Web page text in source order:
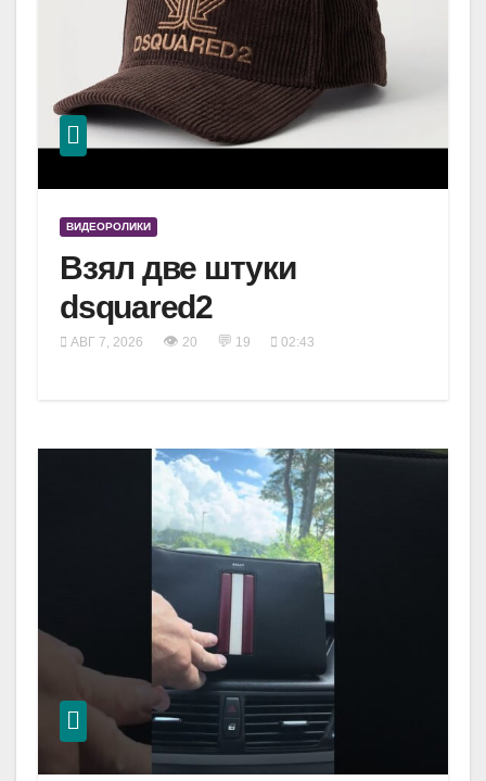
ВИДЕОРОЛИКИ
Взял две штуки
dsquared2
АВГ 7, 2026 👁 20 💬 19 02:43